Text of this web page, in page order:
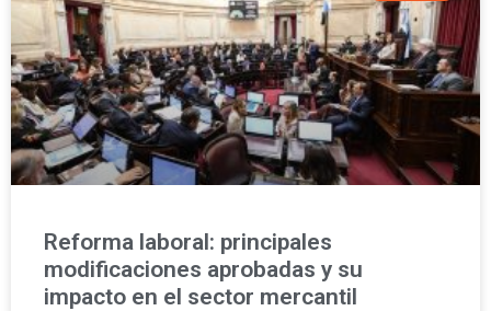
Reforma laboral: principales
modificaciones aprobadas y su
impacto en el sector mercantil